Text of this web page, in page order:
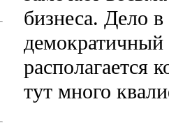
бизнеса. Дело в
демократичный
располагается
тут много